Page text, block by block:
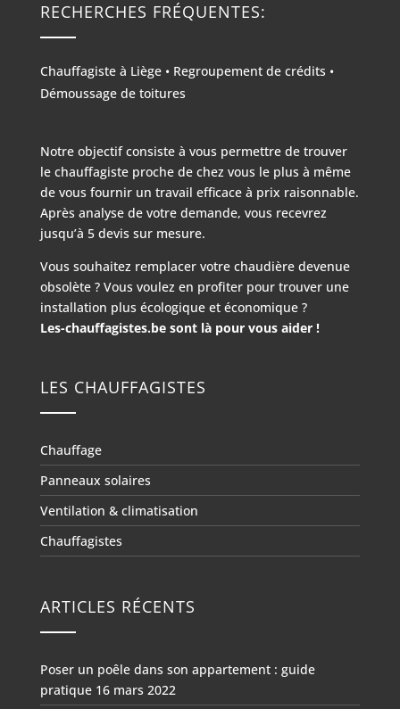
RECHERCHES FRÉQUENTES:
Chauffagiste à Liège• Regroupement de crédits •
Démoussage de toitures
Notre objectif consiste à vous permettre de trouver
le chauffagiste proche de chez vous le plus à même
de vous fournir un travail efficace à prix raisonnable.
Après analyse de votre demande, vous recevrez
jusqu’à 5 devis sur mesure.
Vous souhaitez remplacer votre chaudière devenue
obsolète ? Vous voulez en profiter pour trouver une
installation plus écologique et économique ?
Les-chauffagistes.be sont là pour vous aider !
LES CHAUFFAGISTES
Chauffage
Panneaux solaires
Ventilation & climatisation
Chauffagistes
ARTICLES RÉCENTS
Poser un poêle dans son appartement : guide
pratique 16 mars 2022